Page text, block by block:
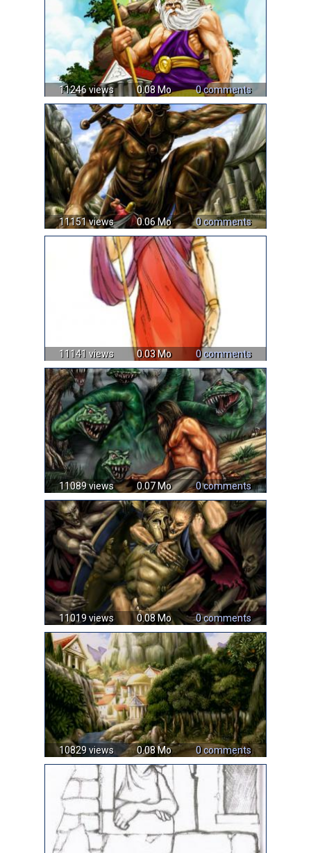
11246 views 0.08 Mo 0 comments
11151 views 0.06 Mo 0 comments
11141 views 0.03 Mo 0 comments
11089 views 0.07 Mo 0 comments
11019 views 0.08 Mo 0 comments
10829 views 0.08 Mo 0 comments